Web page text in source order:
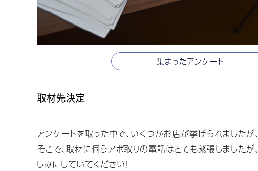
集まったアンケート
取材先決定
アンケートを取った中で、いくつかお店が挙げられましたが
そこで、取材に伺うアポ取りの電話はとても緊張しました
しみにしていてください！